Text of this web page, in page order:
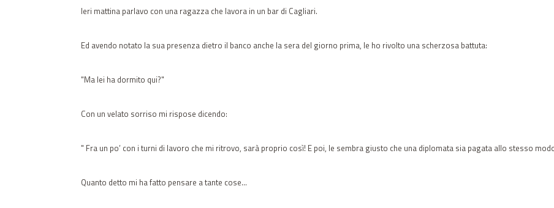
Ieri mattina parlavo con una ragazza che lavora in un bar di Cagliari.
Ed avendo notato la sua presenza dietro il banco anche la sera del giorno prima, le ho rivolto una scherzosa battuta:
"Ma lei ha dormito qui?"
Con un velato sorriso mi rispose dicendo:
" Fra un po’ con i turni di lavoro che mi ritrovo, sarà proprio così! E poi, le sembra giusto che una diplomata sia pagata allo stesso
Quanto detto mi ha fatto pensare a tante cose…